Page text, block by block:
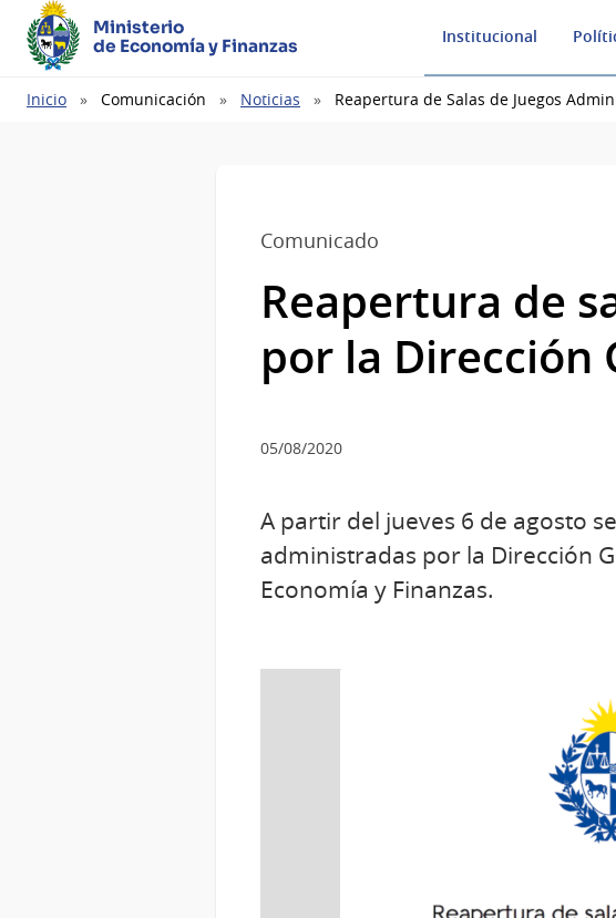
Ministerio
de Economía y Finanzas
Institucional
Ruta
Inicio Comunicación Noticias Reapertura de Salas de Juegos
Comunicado
Reapertura de
por la Dirección
05/08/2020
A partir del jueves 6 de agosto
administradas por la Dirección
Economía y Finanzas.